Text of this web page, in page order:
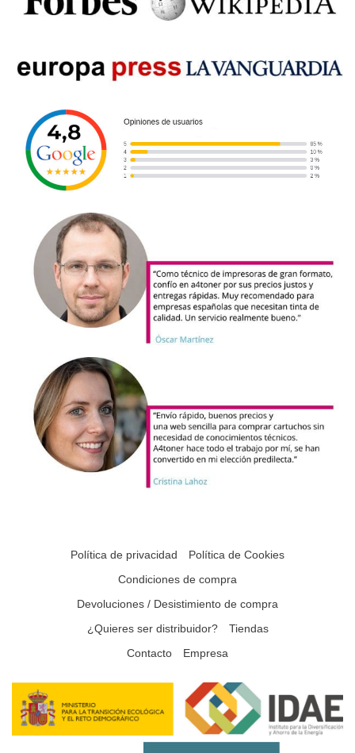
Política de privacidad
Política de Cookies
Condiciones de compra
Devoluciones / Desistimiento de compra
¿Quieres ser distribuidor?
Tiendas
Contacto
Empresa